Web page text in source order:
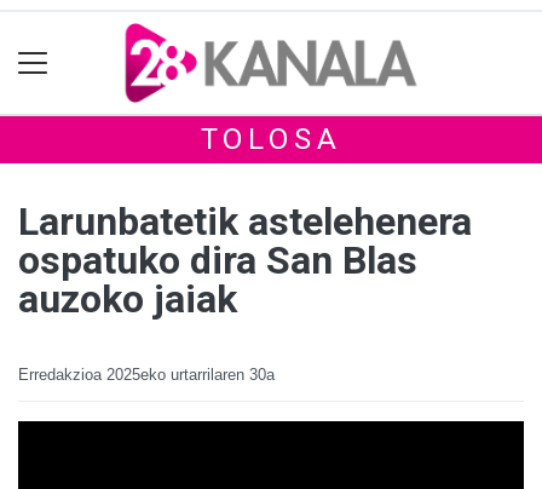
TOLOSA
Larunbatetik astelehenera
ospatuko dira San Blas
auzoko jaiak
Erredakzioa 2025eko urtarrilaren 30a